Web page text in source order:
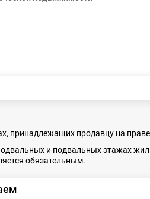
принадлежащих продавцу на праве
и подвальных этажах
обязательным.